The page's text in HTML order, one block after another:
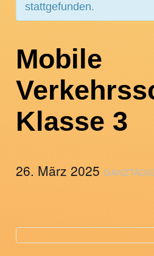
stattgefunden.
Mobile
Klasse 3
26. März 2025